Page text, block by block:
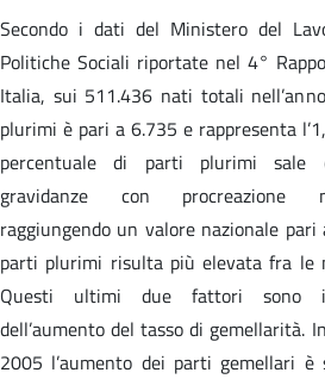
Secondo i dati del Ministero del
Politiche Sociali riportate nel 4°
Italia, sui 511.436 nati totali
plurimi è pari a 6.735 e rappresenta
percentuale di parti plurimi sale
gravidanze con procreazione
raggiungendo un valore nazionale pari
parti plurimi risulta più elevata fra le
Questi ultimi due fattori sono i
dell’aumento del tasso di gemellarità.
2005 l’aumento dei parti gemellari